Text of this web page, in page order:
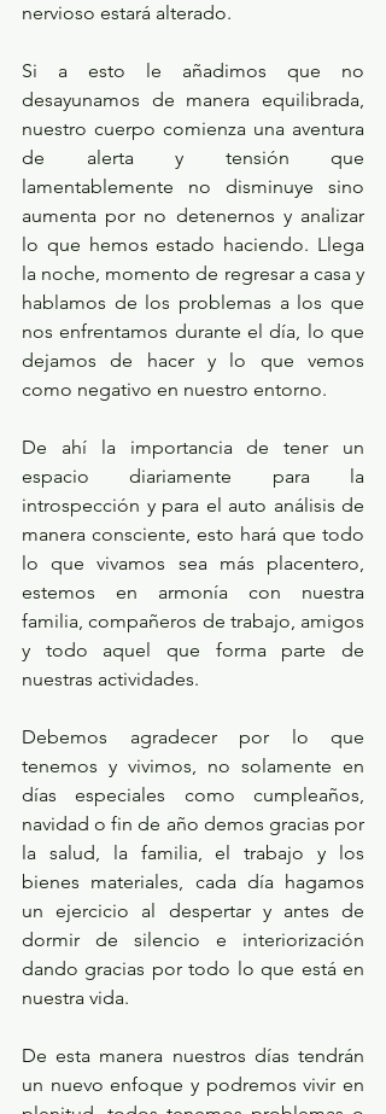
nervioso estará alterado.
Si a esto le añadimos que no
desayunamos de manera equilibrada,
nuestro cuerpo comienza una aventura
de alerta y tensión que
lamentablemente no disminuye sino
aumenta por no detenernos y analizar
lo que hemos estado haciendo. Llega
la noche, momento de regresar a casa y
hablamos de los problemas a los que
nos enfrentamos durante el día, lo que
dejamos de hacer y lo que vemos
como negativo en nuestro entorno.
De ahí la importancia de tener un
espacio diariamente para la
introspección y para el auto análisis de
manera consciente, esto hará que todo
lo que vivamos sea más placentero,
estemos en armonía con nuestra
familia, compañeros de trabajo, amigos
y todo aquel que forma parte de
nuestras actividades.
Debemos agradecer por lo que
tenemos y vivimos, no solamente en
días especiales como cumpleaños,
navidad o fin de año demos gracias por
la salud, la familia, el trabajo y los
bienes materiales, cada día hagamos
un ejercicio al despertar y antes de
dormir de silencio e interiorización
dando gracias por todo lo que está en
nuestra vida.
De esta manera nuestros días tendrán
un nuevo enfoque y podremos vivir en